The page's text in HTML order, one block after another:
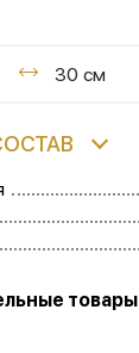
30 см
товары